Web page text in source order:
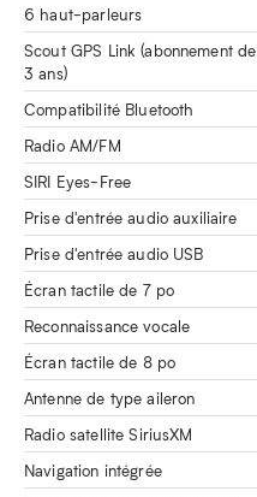
6 haut-parleurs
Scout GPS Link (abonnement de
3 ans)
Compatibilité Bluetooth
Radio AM/FM
SIRI Eyes-Free
Prise d'entrée audio auxiliaire
Prise d'entrée audio USB
Écran tactile de 7 po
Reconnaissance vocale
Écran tactile de 8 po
Antenne de type aileron
Radio satellite SiriusXM
Navigation intégrée